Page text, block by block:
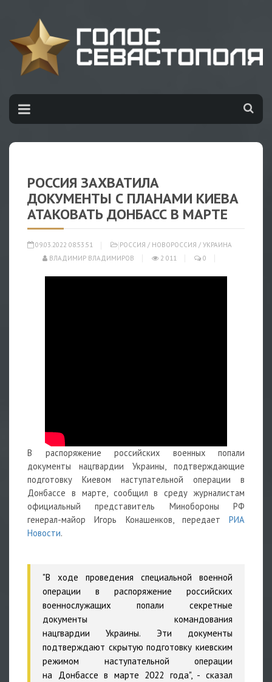
РОССИЯ ЗАХВАТИЛА
ДОКУМЕНТЫ С ПЛАНАМИ КИЕВА
АТАКОВАТЬ ДОНБАСС В МАРТЕ
09.03.2022 08:53:51 РОССИЯ / НОВОРОССИЯ / УКРАИНА
ВЛАДИМИР ВЛАДИМИРОВ
2 011 0
В распоряжение российских военных попали
документы нацгвардии Украины, подтверждающие
подготовку Киевом наступательной операции в
Донбассе в марте, сообщил в среду журналистам
официальный представитель Минобороны РФ
генерал-майор Игорь Конашенков, передает РИА
Новости.
"В ходе проведения специальной военной
операции в распоряжение российских
военнослужащих попали секретные
документы командования
нацгвардии Украины. Эти документы
подтверждают скрытую подготовку киевским
режимом наступательной операции
на Донбассе в марте 2022 года", - сказал